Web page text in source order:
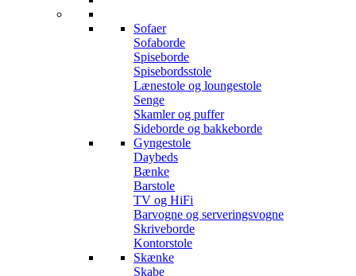
Sofaer
Sofaborde
Spiseborde
Spisebordsstole
Lænestole og loungestole
Senge
Skamler og puffer
Sideborde og bakkeborde
Gyngestole
Daybeds
Bænke
Barstole
TV og HiFi
Barvogne og serveringsvogne
Skriveborde
Kontorstole
Skænke
Skabe